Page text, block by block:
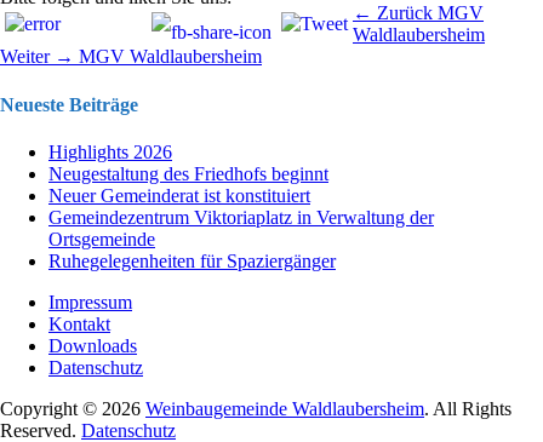
Beitragsnavigation ← Zurück
Beitrag:
MGV
Waldlaubersheim
Weiter → Nächster
MGV Waldlaubersheim
Neueste Beiträge
Highlights 2026
Neugestaltung des Friedhofs beginnt
Neuer Gemeinderat ist konstituiert
Gemeindezentrum Viktoriaplatz in Verwaltung der
Ortsgemeinde
Ruhegelegenheiten für Spaziergänger
Impressum
Kontakt
Downloads
Datenschutz
Copyright © 2026 Weinbaugemeinde Waldlaubersheim. All Rights
Reserved. Datenschutz